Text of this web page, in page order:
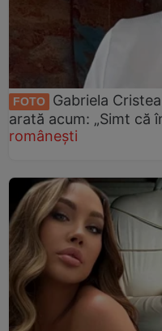
FOTO
Gabriela
arată acum: „Simt că
românești